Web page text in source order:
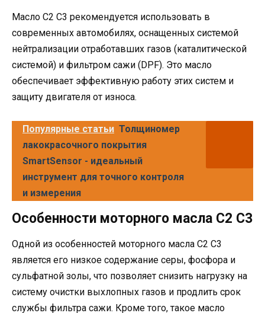
Масло C2 C3 рекомендуется использовать в
современных автомобилях, оснащенных системой
нейтрализации отработавших газов (каталитической
системой) и фильтром сажи (DPF). Это масло
обеспечивает эффективную работу этих систем и
защиту двигателя от износа.
Популярные статьи Толщиномер
лакокрасочного покрытия
SmartSensor - идеальный
инструмент для точного контроля
и измерения
Особенности моторного масла C2 C3
Одной из особенностей моторного масла C2 C3
является его низкое содержание серы, фосфора и
сульфатной золы, что позволяет снизить нагрузку на
систему очистки выхлопных газов и продлить срок
службы фильтра сажи. Кроме того, такое масло